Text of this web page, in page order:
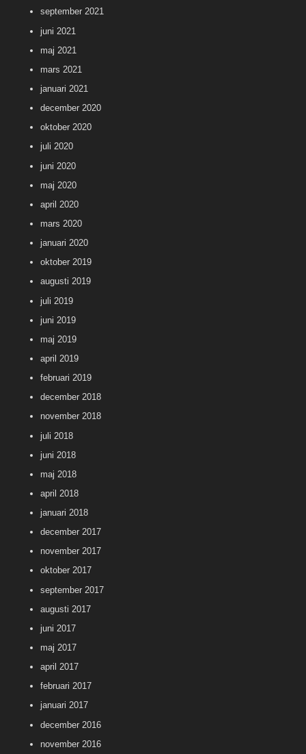
september 2021
juni 2021
maj 2021
mars 2021
januari 2021
december 2020
oktober 2020
juli 2020
juni 2020
maj 2020
april 2020
mars 2020
januari 2020
oktober 2019
augusti 2019
juli 2019
juni 2019
maj 2019
april 2019
februari 2019
december 2018
november 2018
juli 2018
juni 2018
maj 2018
april 2018
januari 2018
december 2017
november 2017
oktober 2017
september 2017
augusti 2017
juni 2017
maj 2017
april 2017
februari 2017
januari 2017
december 2016
november 2016